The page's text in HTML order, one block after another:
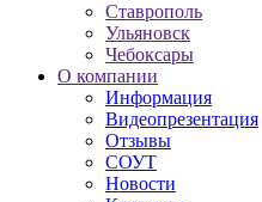
Ставрополь
Ульяновск
Чебоксары
О компании
Информация
Видеопрезентация
Отзывы
СОУТ
Новости